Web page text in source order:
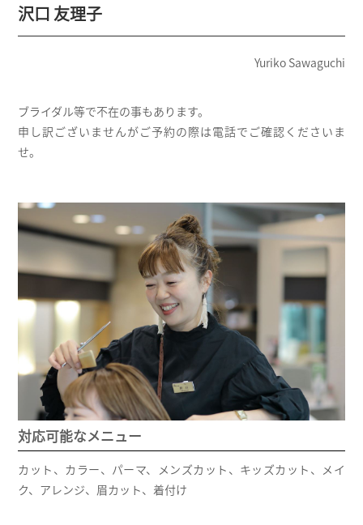
沢口 友理子
Yuriko Sawaguchi
ブライダル等で不在の事もあります。
申し訳ございませんがご予約の際は電話でご確認くださいま
せ。
対応可能なメニュー
カット、カラー、パーマ、メンズカット、キッズカット、メイ
ク、アレンジ、眉カット、着付け